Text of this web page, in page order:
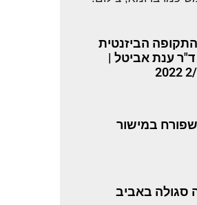
הביזנטית
ד"ר ענת אביטל |
במישור
סגולה באביב